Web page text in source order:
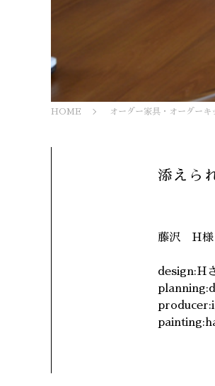
HOME オーダー家具・オーダーキ
添えら
藤沢 H様
design:H